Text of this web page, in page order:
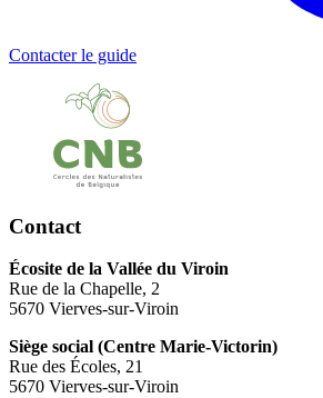
Contacter le guide
Contact
Écosite de la Vallée du Viroin
Rue de la Chapelle, 2
5670 Vierves-sur-Viroin
Siège social (Centre Marie-Victorin)
Rue des Écoles, 21
5670 Vierves-sur-Viroin